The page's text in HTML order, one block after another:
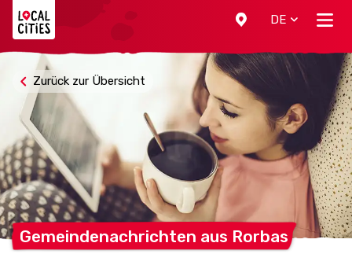
DE
Zurück zur Übersicht
Gemeindenachrichten aus Rorbas